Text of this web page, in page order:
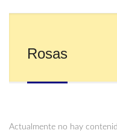
Rosas
Actualmente no hay